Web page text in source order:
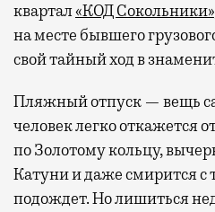
квартал«КОД Сокольники»
на месте бывшего
свой тайный ход в
Пляжный отпуск — вещь
человек легко откажется
по Золотому кольцу,
Катуни и даже смирится с
подождет. Но лишиться